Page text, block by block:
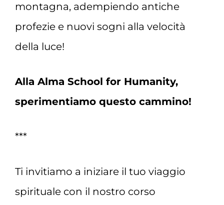
montagna, adempiendo antiche
profezie e nuovi sogni alla velocità
della luce!
Alla Alma School for Humanity,
sperimentiamo questo cammino!
***
Ti invitiamo a iniziare il tuo viaggio
spirituale con il nostro corso